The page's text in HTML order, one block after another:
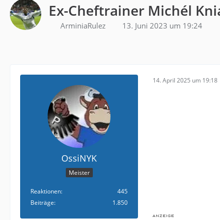
Ex-Cheftrainer Michél
ArminiaRulez 13. Juni 2023 um 19:24
OssiNYK
Meister
Reaktionen
445
Beiträge
1.850
14. April 2025 um 19:18